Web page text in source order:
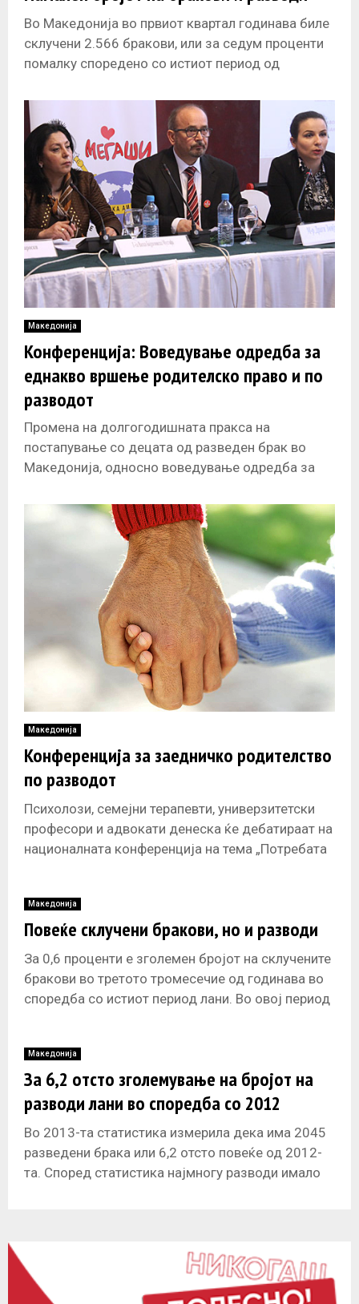
Во Македонија во првиот квартал годинава биле
склучени 2.566 бракови, или за седум проценти
помалку споредено со истиот период од
Македонија
Конференција: Воведување одредба за
еднакво вршење родителско право и по
разводот
Промена на долгогодишната пракса на
постапување со децата од разведен брак во
Македонија, односно воведување одредба за
разводот и
Македонија
Конференција за заедничко родителство
по разводот
Психолози, семејни терапевти, универзитетски
професори и адвокати денеска ќе дебатираат на
националната конференција на тема „Потребата
Македонија
Повеќе склучени бракови, но и разводи
За 0,6 проценти е зголемен бројот на склучените
бракови во третото тромесечие од годинава во
споредба со истиот период лани. Во овој период
Македонија
За 6,2 отсто зголемување на бројот на
разводи лани во споредба со 2012
Во 2013-та статистика измерила дека има 2045
разведени брака или 6,2 отсто повеќе од 2012-
та. Според статистика најмногу разводи имало